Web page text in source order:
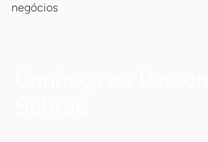
negócios